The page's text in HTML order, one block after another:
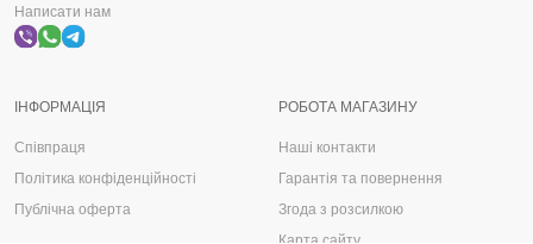
Написати нам
РОБОТА МАГАЗИНУ
Наші контакти
Гарантія та повернення
Згода з розсилкою
Карта сайту
ІНФОРМАЦІЯ
Співпраця
Політика конфіденційності
Публічна оферта